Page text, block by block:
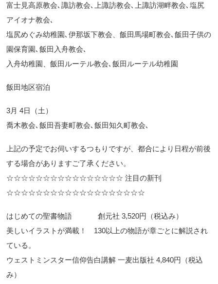
富士見高原教会､諏訪教会､上諏訪教会､上諏訪湖畔教会､塩尻
アイオナ教会､
塩尻めぐみ幼稚園､伊那坂下教会、飯田馬場町教会､飯田子供の
園保育園､飯田入舟教会､
入舟幼稚園、飯田ルーテル教会､飯田ルーテル幼稚園
飯田地区宿泊
3月 4日（土）
喬木教会､飯田吾妻町教会､飯田知久町教会､
上記の予定でお伺いするつもりですが、都合により日程が前後
する場合がありますご了承ください。
☆☆☆☆☆☆☆☆☆☆☆☆☆☆☆☆ 注目の新刊
☆☆☆☆☆☆☆☆☆☆☆☆☆☆☆☆☆☆☆
はじめての聖書物語 創元社 3,520円（税込み）
美しいイラストが満載！ 130以上の物語が章ごとに解説され
ている。
ウェストミンスター信仰告白講解 一麦出版社 4,840円（税込
み）